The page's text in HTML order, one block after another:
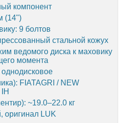
компонент
(14")
9 болтов
стальной кожух
ведомого диска к маховику
момента
FIATAGRI / NEW
~19.0–22.0 кг
оригинал LUK